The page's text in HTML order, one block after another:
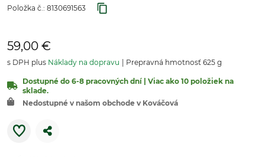
Položka č.: 8130691563
59,00 €
s DPH plus Náklady na dopravu Prepravná hmotnosť 625 g
Dostupné do 6-8 pracovných dní | Viac ako 10 položiek na
sklade.
Nedostupné v našom obchode v Kováčová